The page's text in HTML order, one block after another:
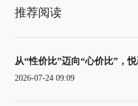
推荐阅读
从“性价比”迈向“心价比”，
2026-07-24 09:09